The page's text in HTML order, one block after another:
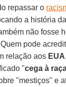
repassar o
a história
não fosse
pode
relação aos EUA
"cega à
"mestiços" e